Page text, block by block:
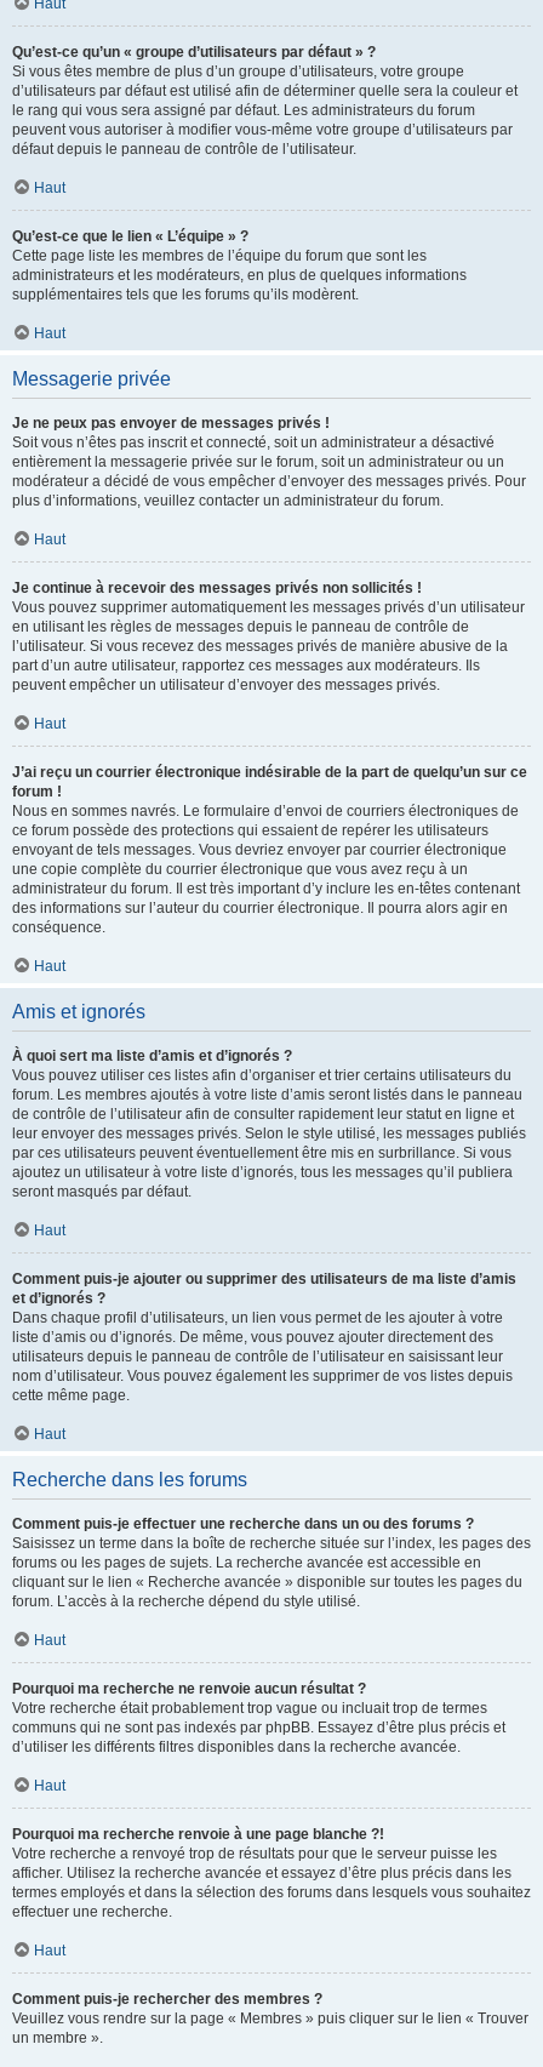
Haut
Qu’est-ce qu’un « groupe d’utilisateurs par défaut » ?
Si vous êtes membre de plus d’un groupe d’utilisateurs, votre groupe
d’utilisateurs par défaut est utilisé afin de déterminer quelle sera la couleur et
le rang qui vous sera assigné par défaut. Les administrateurs du forum
peuvent vous autoriser à modifier vous-même votre groupe d’utilisateurs par
défaut depuis le panneau de contrôle de l’utilisateur.
Haut
Qu’est-ce que le lien « L’équipe » ?
Cette page liste les membres de l’équipe du forum que sont les
administrateurs et les modérateurs, en plus de quelques informations
supplémentaires tels que les forums qu’ils modèrent.
Haut
Messagerie privée
Je ne peux pas envoyer de messages privés !
Soit vous n’êtes pas inscrit et connecté, soit un administrateur a désactivé
entièrement la messagerie privée sur le forum, soit un administrateur ou un
modérateur a décidé de vous empêcher d’envoyer des messages privés. Pour
plus d’informations, veuillez contacter un administrateur du forum.
Haut
Je continue à recevoir des messages privés non sollicités !
Vous pouvez supprimer automatiquement les messages privés d’un utilisateur
en utilisant les règles de messages depuis le panneau de contrôle de
l’utilisateur. Si vous recevez des messages privés de manière abusive de la
part d’un autre utilisateur, rapportez ces messages aux modérateurs. Ils
peuvent empêcher un utilisateur d’envoyer des messages privés.
Haut
J’ai reçu un courrier électronique indésirable de la part de quelqu’un sur ce
forum !
Nous en sommes navrés. Le formulaire d’envoi de courriers électroniques de
ce forum possède des protections qui essaient de repérer les utilisateurs
envoyant de tels messages. Vous devriez envoyer par courrier électronique
une copie complète du courrier électronique que vous avez reçu à un
administrateur du forum. Il est très important d’y inclure les en-têtes contenant
des informations sur l’auteur du courrier électronique. Il pourra alors agir en
conséquence.
Haut
Amis et ignorés
À quoi sert ma liste d’amis et d’ignorés ?
Vous pouvez utiliser ces listes afin d’organiser et trier certains utilisateurs du
forum. Les membres ajoutés à votre liste d’amis seront listés dans le panneau
de contrôle de l’utilisateur afin de consulter rapidement leur statut en ligne et
leur envoyer des messages privés. Selon le style utilisé, les messages publiés
par ces utilisateurs peuvent éventuellement être mis en surbrillance. Si vous
ajoutez un utilisateur à votre liste d’ignorés, tous les messages qu’il publiera
seront masqués par défaut.
Haut
Comment puis-je ajouter ou supprimer des utilisateurs de ma liste d’amis
et d’ignorés ?
Dans chaque profil d’utilisateurs, un lien vous permet de les ajouter à votre
liste d’amis ou d’ignorés. De même, vous pouvez ajouter directement des
utilisateurs depuis le panneau de contrôle de l’utilisateur en saisissant leur
nom d’utilisateur. Vous pouvez également les supprimer de vos listes depuis
cette même page.
Haut
Recherche dans les forums
Comment puis-je effectuer une recherche dans un ou des forums ?
Saisissez un terme dans la boîte de recherche située sur l’index, les pages des
forums ou les pages de sujets. La recherche avancée est accessible en
cliquant sur le lien « Recherche avancée » disponible sur toutes les pages du
forum. L’accès à la recherche dépend du style utilisé.
Haut
Pourquoi ma recherche ne renvoie aucun résultat ?
Votre recherche était probablement trop vague ou incluait trop de termes
communs qui ne sont pas indexés par phpBB. Essayez d’être plus précis et
d’utiliser les différents filtres disponibles dans la recherche avancée.
Haut
Pourquoi ma recherche renvoie à une page blanche ?!
Votre recherche a renvoyé trop de résultats pour que le serveur puisse les
afficher. Utilisez la recherche avancée et essayez d’être plus précis dans les
termes employés et dans la sélection des forums dans lesquels vous souhaitez
effectuer une recherche.
Haut
Comment puis-je rechercher des membres ?
Veuillez vous rendre sur la page « Membres » puis cliquer sur le lien « Trouver
un membre ».